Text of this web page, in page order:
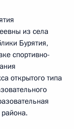
из села
Бурятия,
спортивно-
открытого типа